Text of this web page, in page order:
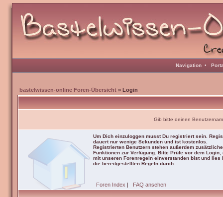
Navigation •
bastelwissen-online Foren-Übersicht » Login
Gib bitte deinen
Um Dich einzuloggen musst Du registriert sein.
dauert nur wenige Sekunden und ist kostenlos.
Registrierten Benutzern stehen außerdem zusätzliche
Funktionen zur Verfügung. Bitte Prüfe vor dem Login,
mit unseren Forenregeln einverstanden bist und lies
die bereitgestellten Regeln durch.
Foren Index | FAQ ansehen